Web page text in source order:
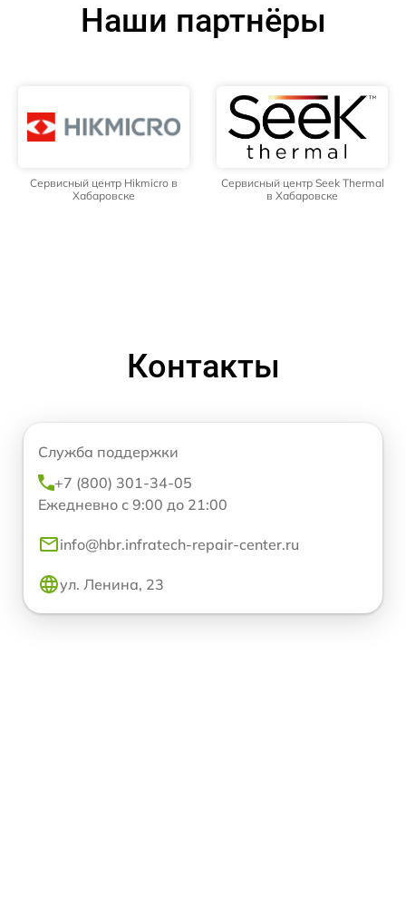
Наши партнёры
Сервисный центр Hikmicro в
Хабаровске
Сервисный центр Seek Thermal
в Хабаровске
Контакты
Служба поддержки
+7 (800) 301-34-05
Ежедневно с 9:00 до 21:00
info@hbr.infratech-repair-center.ru
ул. Ленина, 23